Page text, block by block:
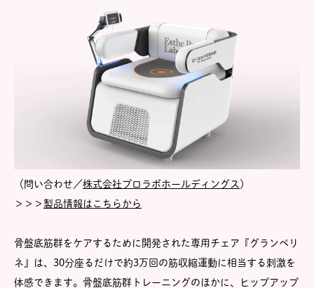
（問い合わせ／株式会社プロラボホールディングス ）
＞＞＞ 製品情報はこちらから
骨盤底筋群をケアするために開発された専用チェア『グランペリ
ネ』は、30分座るだけで約3万回の筋収縮運動に相当する刺激を
体感できます。骨盤底筋群トレーニングのほかに、ヒップアップ